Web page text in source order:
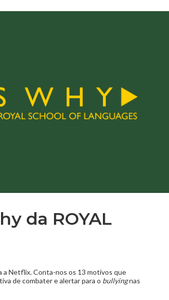
da ROYAL
a Netflix. Conta-nos os 13 motivos que
de combater e alertar para o bullyingnas